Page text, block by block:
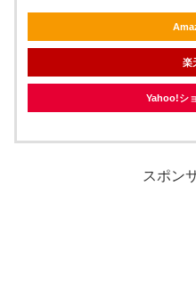
楽
Yahoo!シ
スポン